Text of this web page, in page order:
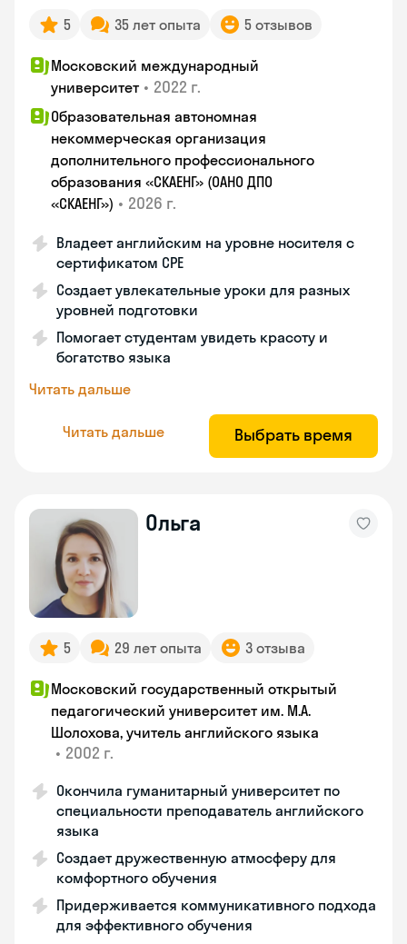
5 35 лет опыта 5 отзывов
Московский международный
университет • 2022 г.
Образовательная автономная
некоммерческая организация
дополнительного профессионального
образования «СКАЕНГ» (ОАНО ДПО
«СКАЕНГ») • 2026 г.
Владеет английским на уровне носителя с
сертификатом СРЕ
Создает увлекательные уроки для разных
уровней подготовки
Помогает студентам увидеть красоту и
богатство языка
Читать дальше
Читать дальше Выбрать время
Ольга
5 29 лет опыта 3 отзыва
Московский государственный открытый
педагогический университет им. М.А.
Шолохова, учитель английского языка
• 2002 г.
Окончила гуманитарный университет по
специальности преподаватель английского
языка
Создает дружественную атмосферу для
комфортного обучения
Придерживается коммуникативного подхода
для эффективного обучения